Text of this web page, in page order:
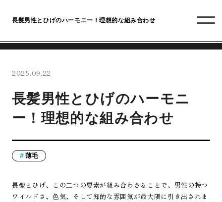
長髪男性とひげのハーモニー！理想的な組み合わせ
2025.09.22
長髪男性とひげのハーモニ
ー！理想的な組み合わせ
薄毛
長髪とひげ、この二つの要素が組み合わさることで、男性の持つ
ワイルドさ、色気、そして知的な雰囲気が最大限に引き出されま